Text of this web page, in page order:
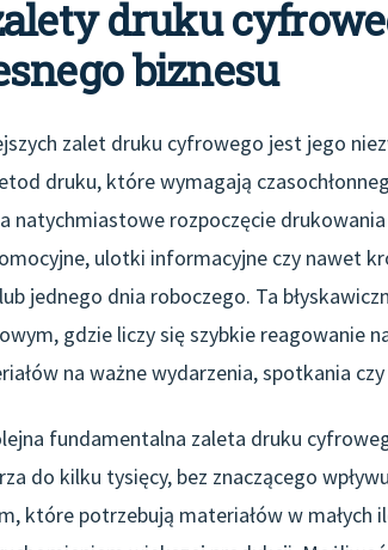
druku
biznesu
zalet druku cyfrowego jest jego
druku, które wymagają
natychmiastowe rozpoczęcie
ulotki informacyjne czy nawet
jednego dnia roboczego. Ta
gdzie liczy się szybkie reagowanie
na ważne wydarzenia, spotkania
fundamentalna zaleta druku
do kilku tysięcy, bez znaczącego
które potrzebują materiałów w małych